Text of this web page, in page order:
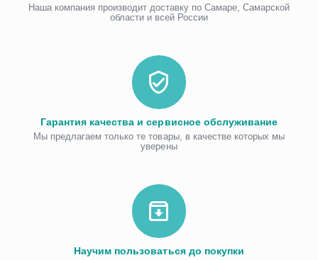
Наша компания производит доставку по Самаре, Самарской
области и всей России
Гарантия качества и сервисное обслуживание
Мы предлагаем только те товары, в качестве которых мы
уверены
Научим пользоваться до покупки